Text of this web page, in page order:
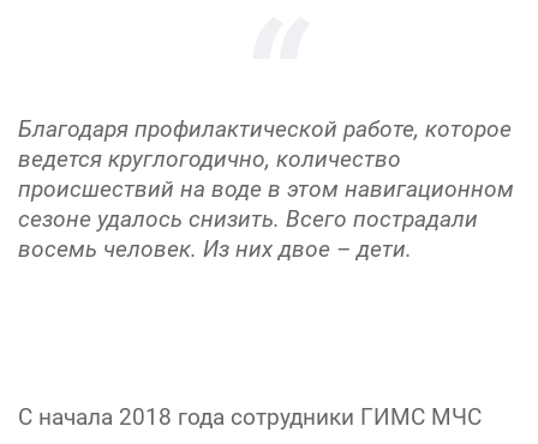
Благодаря профилактической работе, которое
ведется круглогодично, количество
происшествий на воде в этом навигационном
сезоне удалось снизить. Всего пострадали
восемь человек. Из них двое – дети.
С начала 2018 года сотрудники ГИМС МЧС